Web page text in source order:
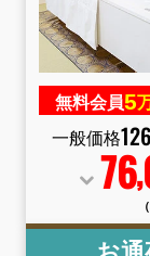
無料会員5
一般価格126
76,